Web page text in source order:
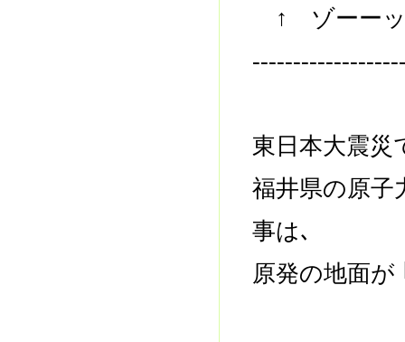
↑ ゾーーッ
東日本大震災
福井県の原子
事は､
原発の地面